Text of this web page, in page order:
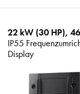
22 kW (30 HP),
IP55
Display